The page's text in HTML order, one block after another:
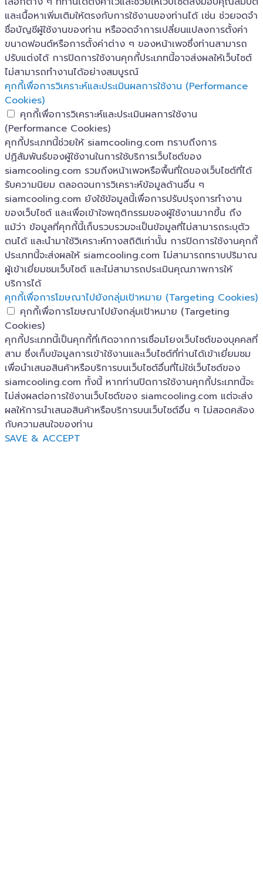
และเนื้อหาเพิ่มเติมให้ตรงกับการใช้งานของท่านได้ เช่น ช่วยจดจำ
ชื่อบัญชีผู้ใช้งานของท่าน หรือจดจำการเปลี่ยนแปลงการตั้งค่า
ขนาดฟอนต์หรือการตั้งค่าต่าง ๆ ของหน้าเพจซึ่งท่านสามารถ
ปรับแต่งได้ การปิดการใช้งานคุกกี้ประเภทนี้อาจส่งผลให้เว็บไซต์
ไม่สามารถทำงานได้อย่างสมบูรณ์
คุกกี้เพื่อการวิเคราะห์และประเมินผลการใช้งาน (Performance
Cookies)
คุกกี้เพื่อการวิเคราะห์และประเมินผลการใช้งาน
(Performance Cookies)
คุกกี้ประเภทนี้ช่วยให้ siamcooling.com ทราบถึงการ
ปฏิสัมพันธ์ของผู้ใช้งานในการใช้บริการเว็บไซต์ของ
siamcooling.com รวมถึงหน้าเพจหรือพื้นที่ใดของเว็บไซต์ที่ได้
รับความนิยม ตลอดจนการวิเคราะห์ข้อมูลด้านอื่น ๆ
siamcooling.com ยังใช้ข้อมูลนี้เพื่อการปรับปรุงการทำงาน
ของเว็บไซต์ และเพื่อเข้าใจพฤติกรรมของผู้ใช้งานมากขึ้น ถึง
แม้ว่า ข้อมูลที่คุกกี้นี้เก็บรวบรวมจะเป็นข้อมูลที่ไม่สามารถระบุตัว
ตนได้ และนำมาใช้วิเคราะห์ทางสถิติเท่านั้น การปิดการใช้งานคุกกี้
ประเภทนี้จะส่งผลให้ siamcooling.com ไม่สามารถทราบปริมาณ
ผู้เข้าเยี่ยมชมเว็บไซต์ และไม่สามารถประเมินคุณภาพการให้
บริการได้
คุกกี้เพื่อการโฆษณาไปยังกลุ่มเป้าหมาย (Targeting Cookies)
คุกกี้เพื่อการโฆษณาไปยังกลุ่มเป้าหมาย (Targeting
Cookies)
คุกกี้ประเภทนี้เป็นคุกกี้ที่เกิดจากการเชื่อมโยงเว็บไซต์ของบุคคลที่
สาม ซึ่งเก็บข้อมูลการเข้าใช้งานและเว็บไซต์ที่ท่านได้เข้าเยี่ยมชม
เพื่อนำเสนอสินค้าหรือบริการบนเว็บไซต์อื่นที่ไม่ใช่เว็บไซต์ของ
siamcooling.com ทั้งนี้ หากท่านปิดการใช้งานคุกกี้ประเภทนี้จะ
ไม่ส่งผลต่อการใช้งานเว็บไซต์ของ siamcooling.com แต่จะส่ง
ผลให้การนำเสนอสินค้าหรือบริการบนเว็บไซต์อื่น ๆ ไม่สอดคล้อง
กับความสนใจของท่าน
SAVE & ACCEPT